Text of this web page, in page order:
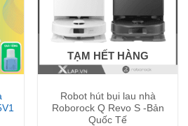
TẠM HẾT HÀNG
Robot hút bụi lau nhà
Roborock Q Revo S -Bản
Quốc Tế